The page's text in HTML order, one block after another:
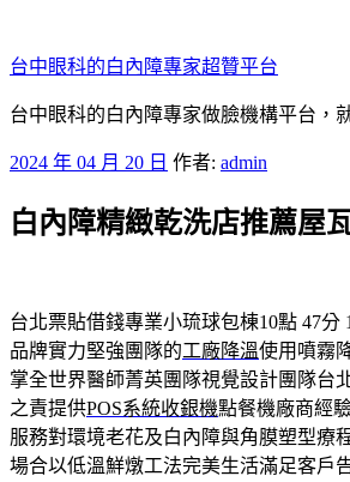
至
主
要
容
台中眼科的白內障專家超贊平台
台中眼科的白內障專家做臉機構平台，
發
於
2024 年 04 月 20 日 作者: admin
白內障精緻乾洗店推薦屋
台北票貼借錢專業小琉球包棟10點 47分
品牌實力堅強團隊的工廠降溫使用噴霧
掌全世界醫師菁英團隊視覺設計團隊台
之責提供POS系統收銀機點餐機廠商經
服務對環境老花及白內障與角膜塑型療
場合以低溫鮮燉工法完美生活滿足客戶